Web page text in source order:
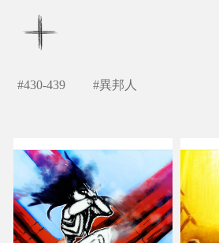
#430-439 #異邦人